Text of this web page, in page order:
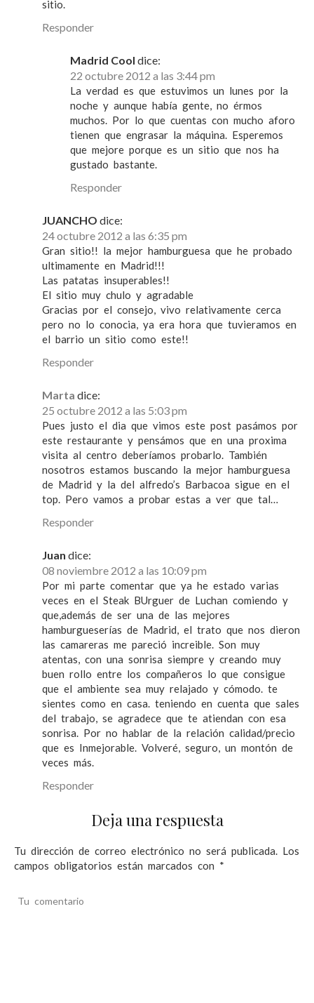
sitio.
Responder
Madrid Cool dice:
22 octubre 2012 a las 3:44 pm
La verdad es que estuvimos un lunes por la
noche y aunque había gente, no érmos
muchos. Por lo que cuentas con mucho aforo
tienen que engrasar la máquina. Esperemos
que mejore porque es un sitio que nos ha
gustado bastante.
Responder
JUANCHO dice:
24 octubre 2012 a las 6:35 pm
Gran sitio!! la mejor hamburguesa que he probado
ultimamente en Madrid!!!
Las patatas insuperables!!
El sitio muy chulo y agradable
Gracias por el consejo, vivo relativamente cerca
pero no lo conocia, ya era hora que tuvieramos en
el barrio un sitio como este!!
Responder
Marta dice:
25 octubre 2012 a las 5:03 pm
Pues justo el dia que vimos este post pasámos por
este restaurante y pensámos que en una proxima
visita al centro deberíamos probarlo. También
nosotros estamos buscando la mejor hamburguesa
de Madrid y la del alfredo’s Barbacoa sigue en el
top. Pero vamos a probar estas a ver que tal…
Responder
Juan dice:
08 noviembre 2012 a las 10:09 pm
Por mi parte comentar que ya he estado varias
veces en el Steak BUrguer de Luchan comiendo y
que,además de ser una de las mejores
hamburgueserías de Madrid, el trato que nos dieron
las camareras me pareció increible. Son muy
atentas, con una sonrisa siempre y creando muy
buen rollo entre los compañeros lo que consigue
que el ambiente sea muy relajado y cómodo. te
sientes como en casa. teniendo en cuenta que sales
del trabajo, se agradece que te atiendan con esa
sonrisa. Por no hablar de la relación calidad/precio
que es Inmejorable. Volveré, seguro, un montón de
veces más.
Responder
Deja una respuesta
Tu dirección de correo electrónico no será publicada.
Los
campos obligatorios están marcados con *
Tu comentario